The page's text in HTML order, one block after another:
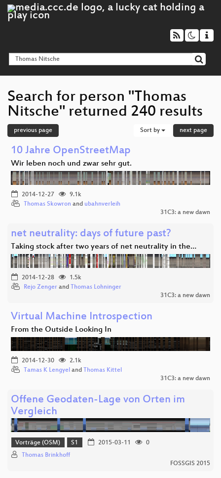
Search for person "Thomas
Nitsche" returned 240 results
previous page Sort by next page
10 Jahre OpenStreetMap
Wir leben noch und zwar sehr gut.
2014-12-27
9.1k
Thomas Skowron and ubahnverleih
31C3: a new dawn
net neutrality: days of future past?
Taking stock after two years of net neutrality in the…
2014-12-28
1.5k
Rejo Zenger and Thomas Lohninger
31C3: a new dawn
Virtual Machine Introspection
From the Outside Looking In
2014-12-30
2.1k
Tamas K Lengyel and Thomas Kittel
31C3: a new dawn
Offene Geodaten-Lage von Orten im
Vergleich
Vorträge (OSM) S1 2015-03-11
0
Thomas Brinkhoff
FOSSGIS 2015